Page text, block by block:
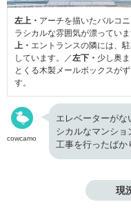
左上・ アーチを描いたバルコ
ラシカルな雰囲気が漂ってい
上・ エントランスの隣には、
しています。／左下・ 少し奥
とくる木製メールボックスが
す。
cowcamo
エレベーターがな
シカルなマンショ
工事を行ったば
現